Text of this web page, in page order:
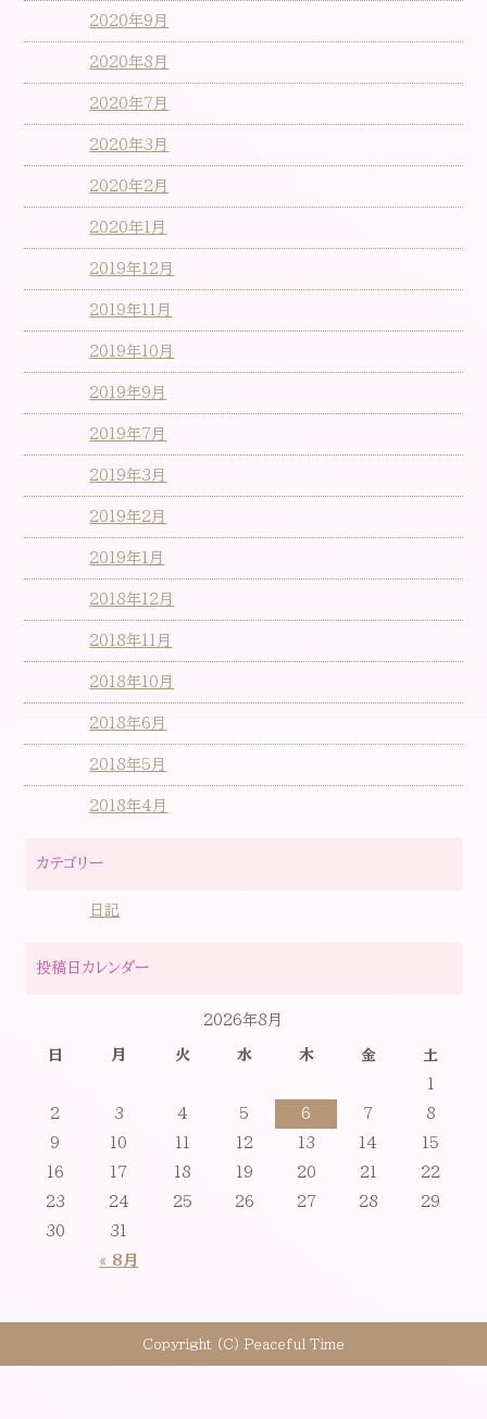
2020年9月
2020年8月
2020年7月
2020年3月
2020年2月
2020年1月
2019年12月
2019年11月
2019年10月
2019年9月
2019年7月
2019年3月
2019年2月
2019年1月
2018年12月
2018年11月
2018年10月
2018年6月
2018年5月
2018年4月
カテゴリー
日記
投稿日カレンダー
2026年8月
日 月 火 水 木 金 土
« 8月
2
3 4 5 6 7
8
9
10 12 13 14
15
16
17 18 19 20 21
22
23
24 25 26 27 28
29
30
31
Copyright (C) Peaceful Time